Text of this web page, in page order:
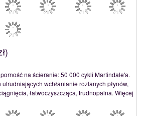
)
na ścieranie: 50 000 cykli Martindale'a.
wchłanianie rozlanych płynów,
łatwoczyszcząca, trudnopalna. Więcej